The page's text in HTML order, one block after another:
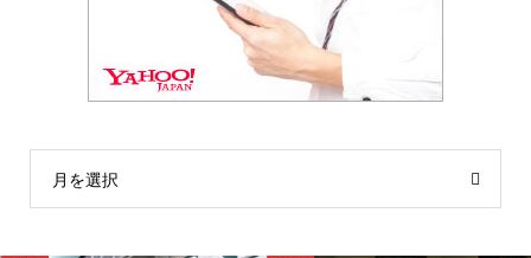
月を選択